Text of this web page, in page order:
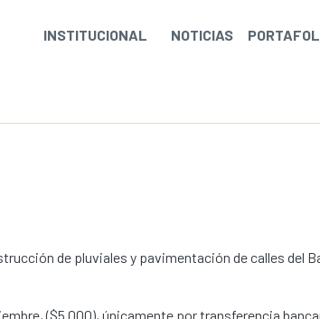
INSTITUCIONAL
NOTICIAS
de pluviales y pavimentación de calles del
($5.000), únicamente por transferencia